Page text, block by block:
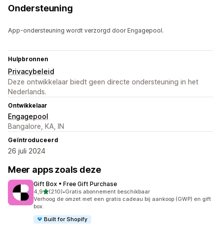
Ondersteuning
App-ondersteuning wordt verzorgd door Engagepool.
Hulpbronnen
Privacybeleid
Deze ontwikkelaar biedt geen directe ondersteuning in het
Nederlands.
Ontwikkelaar
Engagepool
Bangalore, KA, IN
Geïntroduceerd
26 juli 2024
Meer apps zoals deze
Gift Box • Free Gift Purchase
4,9van 5 sterren
(210)
210 recensies in totaal
•Gratis abonnement beschikbaar
Verhoog de omzet met een gratis cadeau bij aankoop (GWP) en gift
box.
Built for Shopify